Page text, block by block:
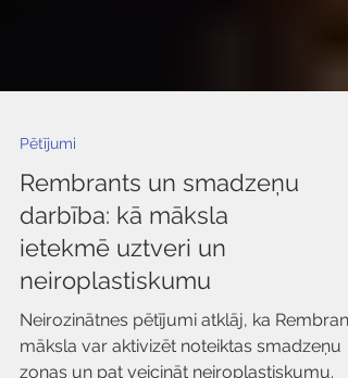
Pētījumi
Rembrants un smadzeņu
darbība: kā māksla
ietekmē uztveri un
neiroplastiskumu
Neirozinātnes pētījumi atklāj, ka